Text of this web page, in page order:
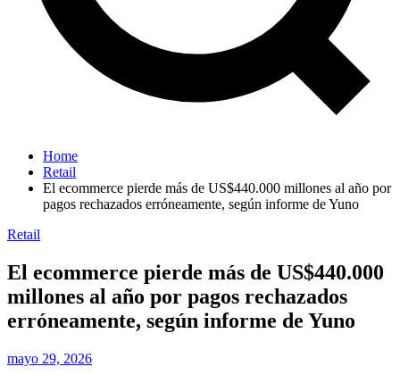
Home
Retail
El ecommerce pierde más de US$440.000 millones al año por
pagos rechazados erróneamente, según informe de Yuno
Retail
El ecommerce pierde más de US$440.000
millones al año por pagos rechazados
erróneamente, según informe de Yuno
mayo 29, 2026